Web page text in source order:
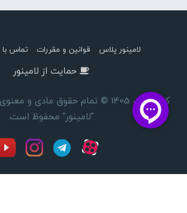
لامینور پلاس قوانین و مقررات تماس با
حمایت از لامینور
کپی رایت 1405 © تمام حقوق مادی و
"لامینور" محفوظ است.